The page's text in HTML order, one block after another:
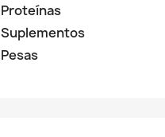
Proteínas
Suplementos
Pesas